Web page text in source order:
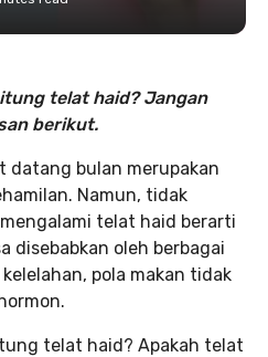
telat haid? Jangan
berikut.
datang bulan merupakan
Namun, tidak
telat haid berarti
disebabkan oleh berbagai
pola makan tidak
telat haid? Apakah telat